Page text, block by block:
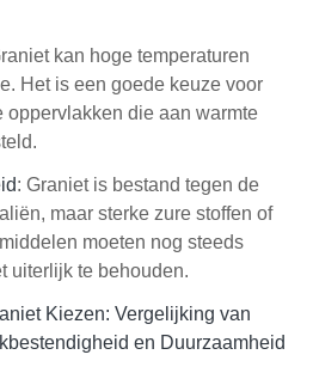
kan hoge temperaturen
Het is een goede keuze voor
oppervlakken die aan warmte
: Graniet is bestand tegen de
maar sterke zure stoffen of
moeten nog steeds
uiterlijk te behouden.
Kiezen: Vergelijking van
en Duurzaamheid